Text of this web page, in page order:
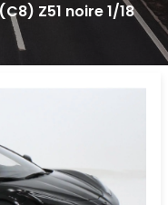
Z51 noire 1/18